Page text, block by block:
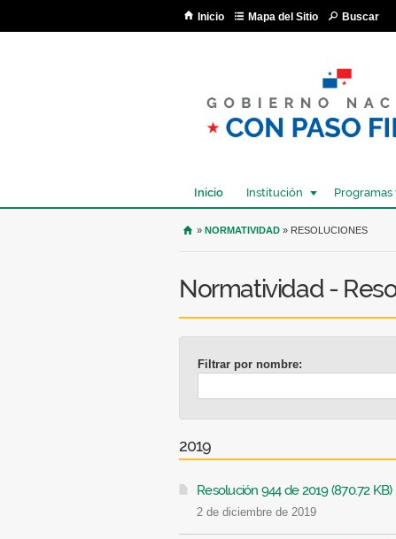
Inicio Mapa del Sitio Buscar
Inicio Institución
USTED SE ENCUENTRA AQUÍ
» NORMATIVIDAD » RESOLUCIONES
Normatividad -
Filtrar por nombre:
2019
Resolución 944 de 2019 (870.72 KB)
2 de diciembre de 2019